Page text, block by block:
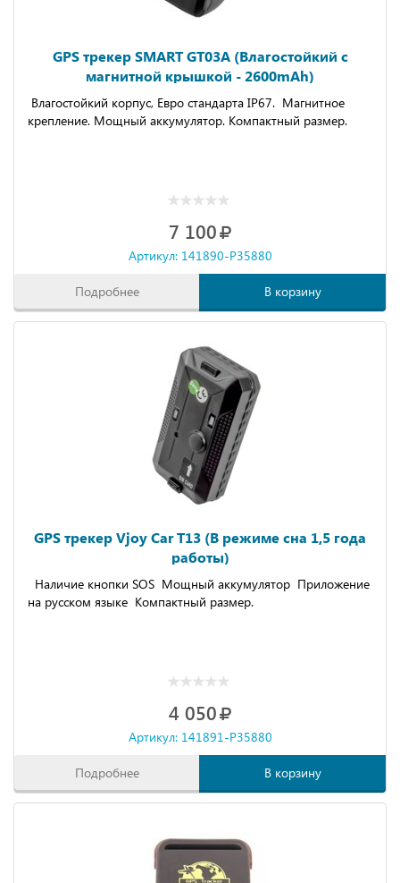
GPS трекер SMART GT03A (Влагостойкий с
магнитной крышкой - 2600mAh)
Влагостойкий корпус, Евро стандарта IP67. Магнитное
крепление. Мощный аккумулятор. Компактный размер.
7 100
Артикул: 141890-P35880
Подробнее В корзину
GPS трекер Vjoy Car T13 (В режиме сна 1,5 года
работы)
Наличие кнопки SOS Мощный аккумулятор Приложение
на русском языке Компактный размер.
4 050
Артикул: 141891-P35880
Подробнее В корзину